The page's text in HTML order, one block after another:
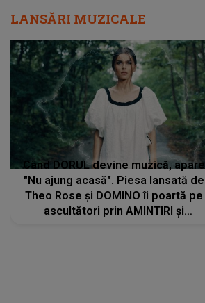
LANSĂRI MUZICALE
Când DORUL devine muzică, apare
"Nu ajung acasă". Piesa lansată de
Theo Rose și DOMINO îi poartă pe
ascultători prin AMINTIRI și